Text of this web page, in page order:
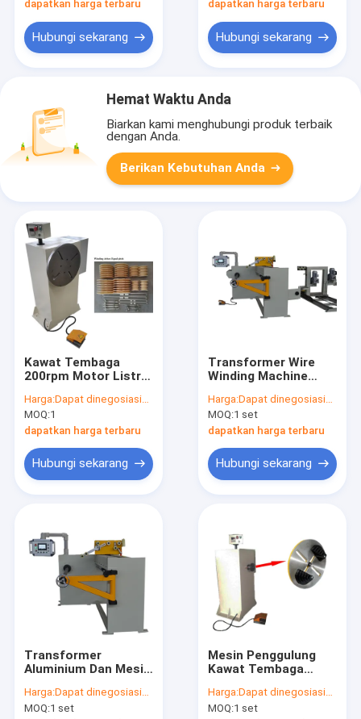
dapatkan harga terbaru
Hubungi sekarang
dapatkan harga terbaru
Hubungi sekarang
Hemat Waktu Anda
Biarkan kami menghubungi produk terbaik
dengan Anda.
Berikan Kebutuhan Anda
Kawat Tembaga
200rpm Motor Listrik
Stepless
Harga:Dapat dinegosiasikan
MOQ:1
dapatkan harga terbaru
Hubungi sekarang
Transformer Wire
Winding Machine
Otomatis
Harga:Dapat dinegosiasikan
MOQ:1 set
dapatkan harga terbaru
Hubungi sekarang
Transformer
Aluminium Dan Mesin
Tembaga Listrik
Otomatis
Harga:Dapat dinegosiasikan
MOQ:1 set
Mesin Penggulung
Kawat Tembaga
400rpm
Harga:Dapat dinegosiasikan
MOQ:1 set